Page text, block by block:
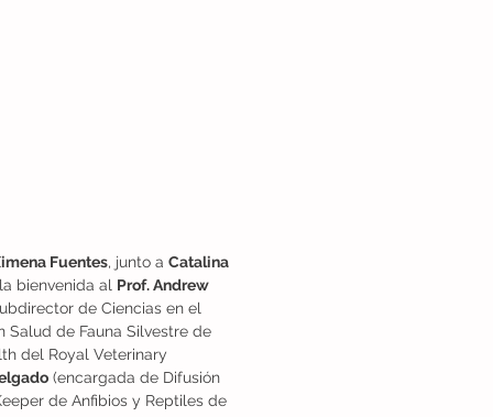
Fuentes, junto a Catalina
bienvenida al Prof. Andrew
de Ciencias en el
Salud de Fauna Silvestre de
del Royal Veterinary
(encargada de Difusión
de Anfibios y Reptiles de